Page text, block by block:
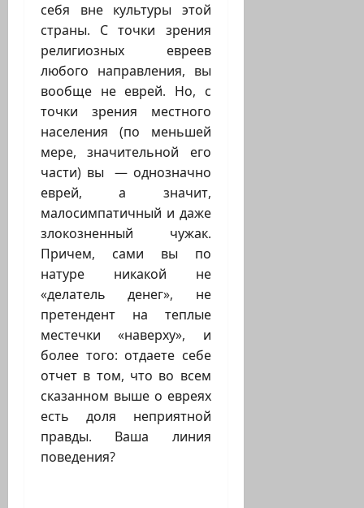
себя вне культуры этой
страны. С точки зрения
религиозных евреев
любого направления, вы
вообще не еврей. Но, с
точки зрения местного
населения (по меньшей
мере, значительной его
части) вы — однозначно
еврей, а значит,
малосимпатичный и даже
злокозненный чужак.
Причем, сами вы по
натуре никакой не
«делатель денег», не
претендент на теплые
местечки «наверху», и
более того: отдаете себе
отчет в том, что во всем
сказанном выше о евреях
есть доля неприятной
правды. Ваша линия
поведения?